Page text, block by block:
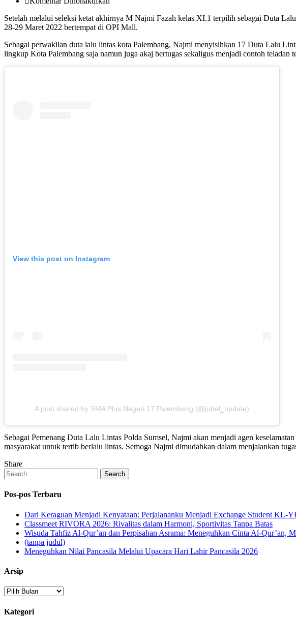
Najmi
Faza,
1
Duta
Lalu
Setelah melalui seleksi ketat akhirnya M Najmi Fazah kelas XI.1 terpilih sebagai Duta
28-29 Maret 2022 bertempat di OPI Mall.
Sebagai perwakilan duta lalu lintas kota Palembang, Najmi menyisihkan 17 Duta Lalu
lingkup Kota Palembang saja namun juga akaj bertugas sekaligus menjadi contoh teladan
View this post on Instagram
A post shared by SMA Plus Negeri 17 Palembang (@jubel_update)
Sebagai Pemenang Duta Lalu Lintas Polda Sumsel, Najmi akan menjadi agen
masyarakat untuk tertib berlalu lintas. Semoga Najmi dimudahkan dalam menjalankan
Share
Search
Pos-pos Terbaru
Dari Keraguan Menjadi Kenyataan: Perjalananku Menjadi Exchange Student KL-
Classmeet RIVORA 2026: Rivalitas dalam Harmoni, Sportivitas Tanpa Batas
Wisuda Tahfiz Al-Qur’an dan Perpisahan Asrama: Meneguhkan Cinta Al-Qur’an,
(tanpa judul)
Meneguhkan Nilai Pancasila Melalui Upacara Hari Lahir Pancasila 2026
Arsip
Arsip
Kategori